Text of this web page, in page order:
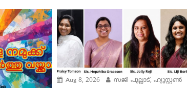
Aug 8, 2026
സജി പുല്ലാട്, ഹ്യൂസ്റ്റൺ